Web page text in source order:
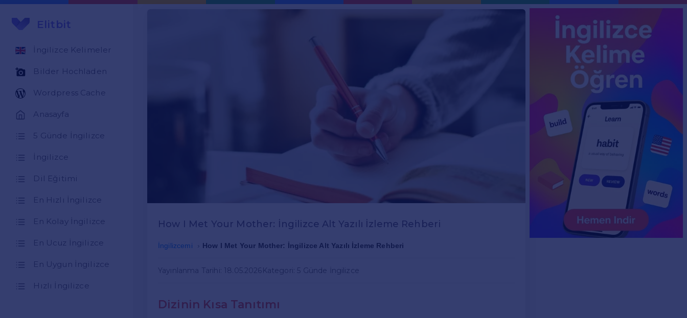
Elitbit
İngilizce Kelimeler
Bilder Hochladen
Wordpress Cache
Anasayfa
5 Günde İngilizce
İngilizce
Dil Eğitimi
En Hızlı İngilizce
En Kolay İngilizce
En Ucuz İngilizce
En Uygun İngilizce
Hızlı İngilizce
How I Met Your Mother: İngilizce Alt Yazılı İzleme Rehberi
İngilizcemi How I Met Your Mother: İngilizce Alt Yazılı İzleme Rehberi
Yayınlanma Tarihi: 18.05.2026 Kategori: 5 Günde İngilizce
Dizinin Kısa Tanıtımı